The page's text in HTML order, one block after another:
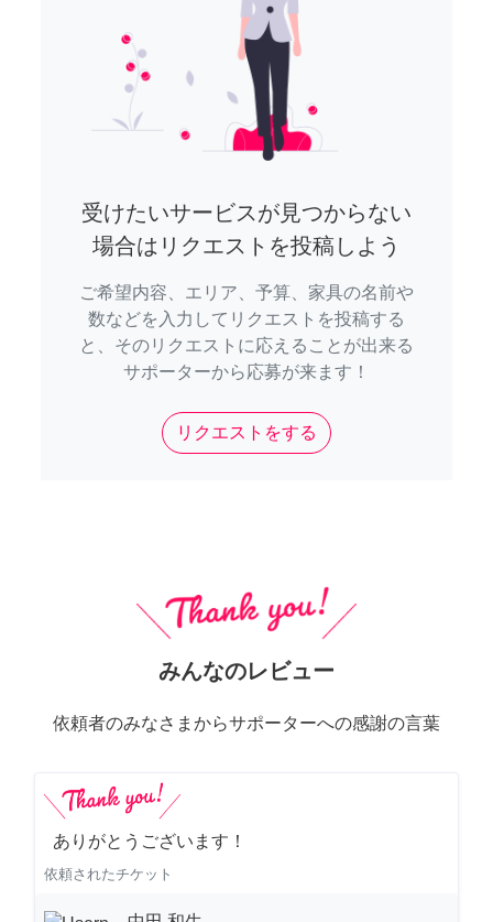
受けたいサービスが見つからない
場合はリクエストを投稿しよう
ご希望内容、エリア、予算、家具の名前や
数などを入力してリクエストを投稿する
と、そのリクエストに応えることが出来る
サポーターから応募が来ます！
リクエストをする
みんなのレビュー
依頼者のみなさまからサポーターへの感謝の言葉
ありがとうございます！
依頼されたチケット